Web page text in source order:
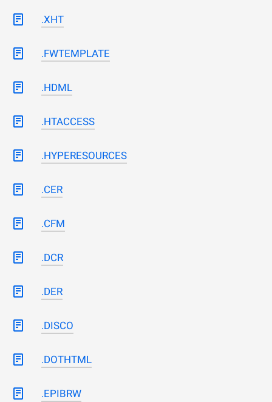
.XHT
.FWTEMPLATE
.HDML
.HTACCESS
.HYPERESOURCES
.CER
.CFM
.DCR
.DER
.DISCO
.DOTHTML
.EPIBRW